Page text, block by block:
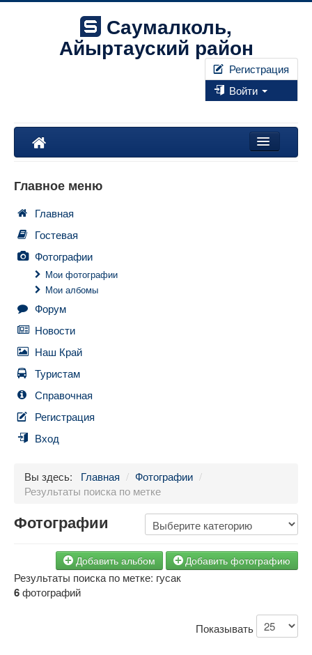
Саумалколь,
Айыртауский район
Регистрация
Войти
Правила
Искать...
Главное меню
Главная
Гостевая
Фотографии
Мои фотографии
Мои албомы
Форум
Новости
Наш Край
Туристам
Справочная
Регистрация
Вход
Вы здесь: Главная / Фотографии /
Результаты поиска по метке
Фотографии
Добавить альбом Добавить фотографию
Результаты поиска по метке: гусак
6фотографий
Показывать